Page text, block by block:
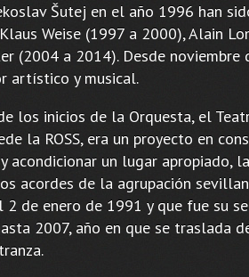
Šutej en el año 1996 han
Weise (1997 a 2000), Alain
(2004 a 2014). Desde noviembre
artístico y musical.
los inicios de la Orquesta, el
la ROSS, era un proyecto en
acondicionar un lugar apropiado,
acordes de la agrupación
2 de enero de 1991 y que fue su
2007, año en que se traslada